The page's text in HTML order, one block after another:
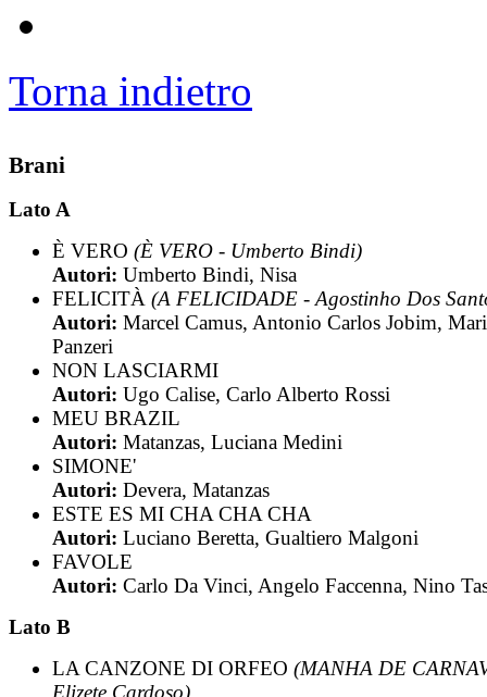
Torna indietro
Brani
Lato A
È VERO (È VERO - Umberto Bindi)
Autori: Umberto Bindi, Nisa
FELICITÀ (A FELICIDADE - Agostinho Dos
Autori: Marcel Camus, Antonio Carlos Jobim,
Panzeri
NON LASCIARMI
Autori: Ugo Calise, Carlo Alberto Rossi
MEU BRAZIL
Autori: Matanzas, Luciana Medini
SIMONE'
Autori: Devera, Matanzas
ESTE ES MI CHA CHA CHA
Autori: Luciano Beretta, Gualtiero Malgoni
FAVOLE
Autori: Carlo Da Vinci, Angelo Faccenna, Nino
Lato B
LA CANZONE DI ORFEO (MANHA DE
Elizete Cardoso)